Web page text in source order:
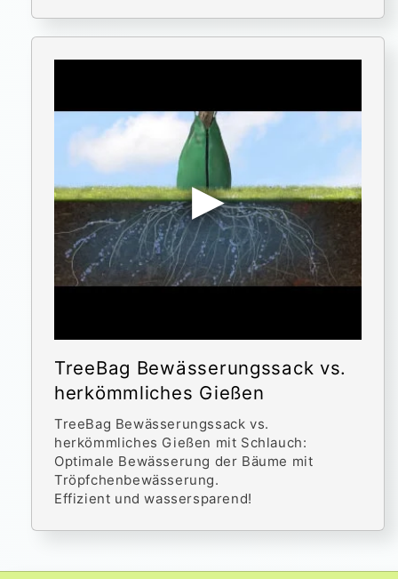
TreeBag Bewässerungssack vs.
herkömmliches Gießen
TreeBag Bewässerungssack vs.
herkömmliches Gießen mit Schlauch:
Optimale Bewässerung der Bäume mit
Tröpfchenbewässerung.
Effizient und wassersparend!